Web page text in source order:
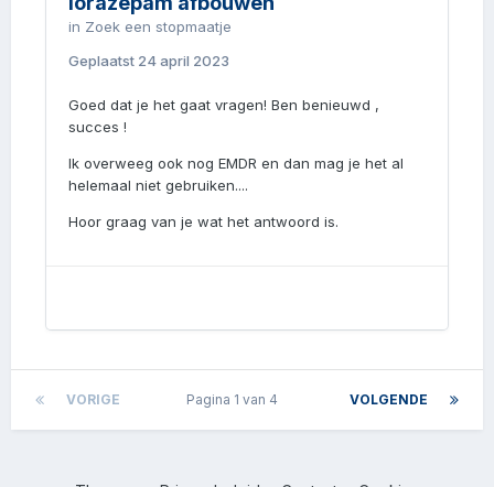
in Zoek een stopmaatje
Geplaatst 24 april 2023
Goed dat je het gaat vragen! Ben benieuwd ,
succes !
Ik overweeg ook nog EMDR en dan mag je het al
helemaal niet gebruiken....
Hoor graag van je wat het antwoord is.
VORIGE VOLGENDE
Pagina 1 van 4